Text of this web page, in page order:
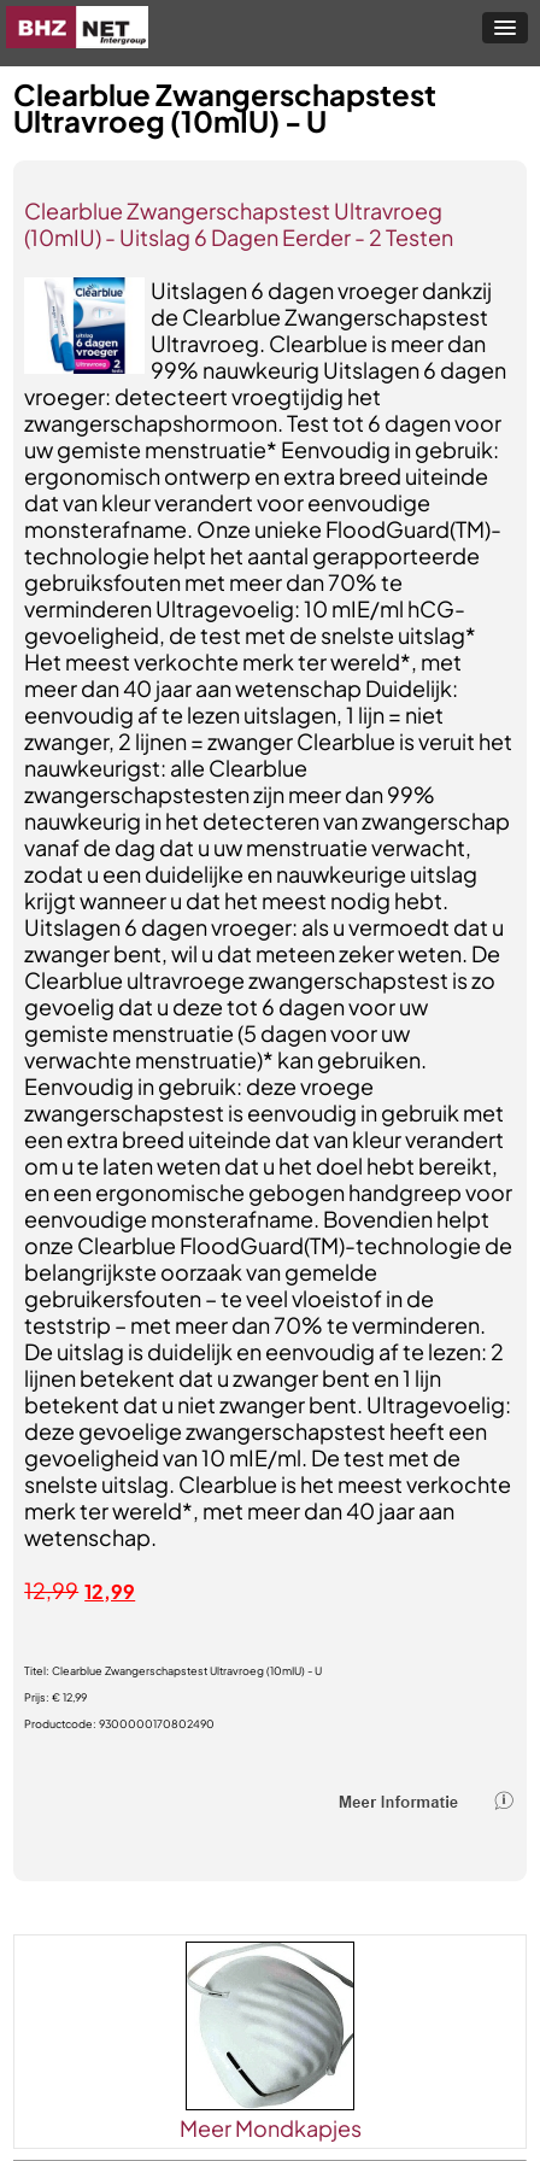
Clearblue Zwangerschapstest
Ultravroeg (10mIU) - U
Clearblue Zwangerschapstest Ultravroeg
(10mIU) - Uitslag 6 Dagen Eerder - 2 Testen
Uitslagen 6 dagen vroeger dankzij
de Clearblue Zwangerschapstest
Ultravroeg. Clearblue is meer dan
99% nauwkeurig Uitslagen 6 dagen
vroeger: detecteert vroegtijdig het
zwangerschapshormoon. Test tot 6 dagen voor
uw gemiste menstruatie* Eenvoudig in gebruik:
ergonomisch ontwerp en extra breed uiteinde
dat van kleur verandert voor eenvoudige
monsterafname. Onze unieke FloodGuard(TM)-
technologie helpt het aantal gerapporteerde
gebruiksfouten met meer dan 70% te
verminderen Ultragevoelig: 10 mIE/ml hCG-
gevoeligheid, de test met de snelste uitslag*
Het meest verkochte merk ter wereld*, met
meer dan 40 jaar aan wetenschap Duidelijk:
eenvoudig af te lezen uitslagen, 1 lijn = niet
zwanger, 2 lijnen = zwanger Clearblue is veruit het
nauwkeurigst: alle Clearblue
zwangerschapstesten zijn meer dan 99%
nauwkeurig in het detecteren van zwangerschap
vanaf de dag dat u uw menstruatie verwacht,
zodat u een duidelijke en nauwkeurige uitslag
krijgt wanneer u dat het meest nodig hebt.
Uitslagen 6 dagen vroeger: als u vermoedt dat u
zwanger bent, wil u dat meteen zeker weten. De
Clearblue ultravroege zwangerschapstest is zo
gevoelig dat u deze tot 6 dagen voor uw
gemiste menstruatie (5 dagen voor uw
verwachte menstruatie)* kan gebruiken.
Eenvoudig in gebruik: deze vroege
zwangerschapstest is eenvoudig in gebruik met
een extra breed uiteinde dat van kleur verandert
om u te laten weten dat u het doel hebt bereikt,
en een ergonomische gebogen handgreep voor
eenvoudige monsterafname. Bovendien helpt
onze Clearblue FloodGuard(TM)-technologie de
belangrijkste oorzaak van gemelde
gebruikersfouten – te veel vloeistof in de
teststrip – met meer dan 70% te verminderen.
De uitslag is duidelijk en eenvoudig af te lezen: 2
lijnen betekent dat u zwanger bent en 1 lijn
betekent dat u niet zwanger bent. Ultragevoelig:
deze gevoelige zwangerschapstest heeft een
gevoeligheid van 10 mIE/ml. De test met de
snelste uitslag. Clearblue is het meest verkochte
merk ter wereld*, met meer dan 40 jaar aan
wetenschap.
12,99 12,99
Titel:Clearblue Zwangerschapstest Ultravroeg (10mIU) - U
Prijs:€ 12,99
Productcode:9300000170802490
Meer Mondkapjes